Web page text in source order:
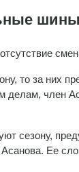
шины
то за них
делам, член
сезону,
Ее